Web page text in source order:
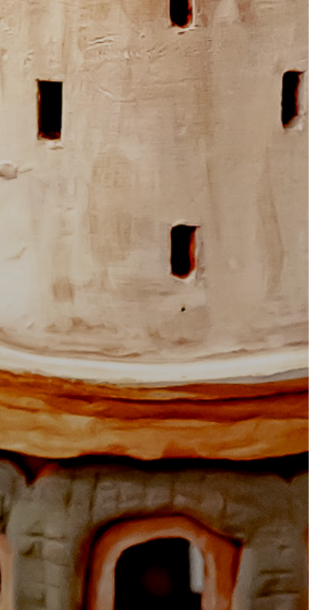
PÉNZÜGYEI
KÖLTSÉGVETÉSI
RENDELETEK
AZ
ÉPÜLŐ
VÁROS
FEJLESZTÉSEK
KÖRNYEZETVÉDELEM
TELEPÜLÉSRENDEZÉS
STRATÉGIÁK